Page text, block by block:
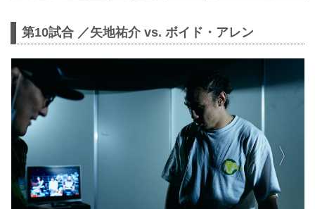
第10試合 ／矢地祐介 vs. ボイド・アレン